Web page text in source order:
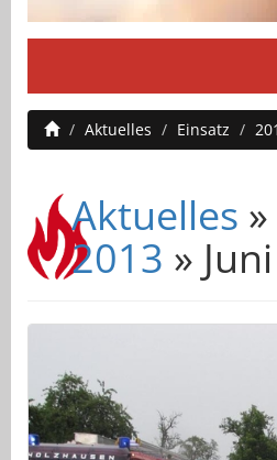
Aktuelles
Einsatz
Aktuelles »
2013 » Juni